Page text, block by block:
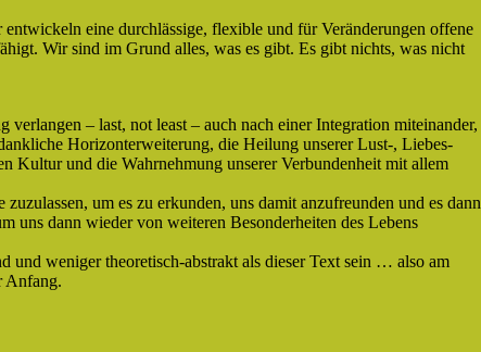
eine durchlässige, flexible und für Veränderungen offene
Wir sind im Grund alles, was es gibt. Es gibt nichts, was nicht
– last, not least – auch nach einer Integration miteinander,
Horizonterweiterung, die Heilung unserer Lust-, Liebes-
Kultur und die Wahrnehmung unserer Verbundenheit mit allem
um es zu erkunden, uns damit anzufreunden und es dann
uns dann wieder von weiteren Besonderheiten des Lebens
und weniger theoretisch-abstrakt als dieser Text sein … also am
Anfang.